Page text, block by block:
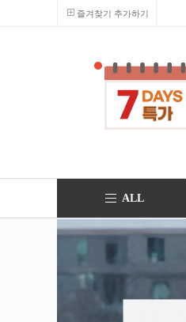
즐겨찾기 추가하기
ALL